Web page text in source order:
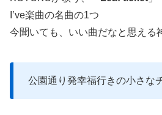
I’ve楽曲の名曲の1つ
今聞いても、いい曲だなと思える
公園通り発幸福行きの小さな